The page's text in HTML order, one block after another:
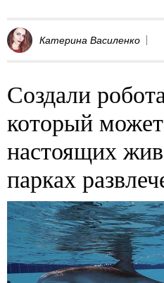
Катерина Василенко
Создали
который
настоящих
парках